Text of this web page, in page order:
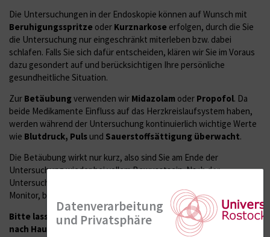
Die Untersuchungen in der Endoskopie können auf Wunsch mit
Beruhigungsspritze oder Kurznarkose erfolgen, durch die Sie
die Untersuchung nur eingeschränkt miterleben bzw. dabei
schlafen. Falls Sie sich dafür entscheiden, klären wir Sie im Voraus
dazu gesondert auf und berücksichtigen Ihre persönliche
gesundheitliche Situation.
Zur Betäubung verwenden wir Midazolam oder Propofol. Da
beide Medikamente Einfluss auf das Herzkreislaufsystem haben,
werden während der Untersuchung kontinuierlich wichtige Werte
wie Blutdruck, Puls und Sauerstoffsättigung überwacht.
Die Betäubung wirkt nur kurz, also sind Sie am Ende der
Untersuchung wieder bei vollem Bewusstsein. Nach der
Untersuchung erfolgt weiterhin eine Überwachungsphase am
Monitor, bevor Sie entlassen werden.
Bitte lassen Sie sich von einer Begleitperson abholen und
nach Hause bringen.
Datenverarbeitung
und Privatsphäre